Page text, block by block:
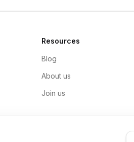
Resources
Blog
About us
Join us